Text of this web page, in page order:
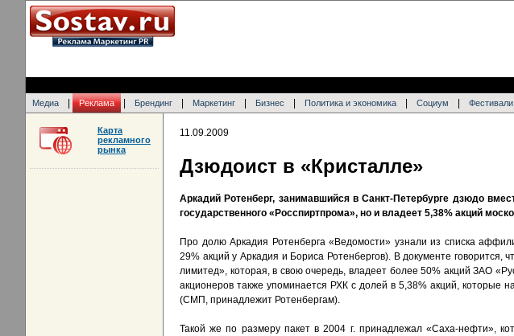
Медиа Реклама Брендинг Маркетинг Бизнес Политика и экономика Социум Фестивали
11.09.2009
Дзюдоист в «Кристалле»
Аркадий Ротенберг, занимавшийся в Санкт-Петербурге дзюдо
государственного «Росспиртпрома», но и владеет 5,38% акций
Про долю Аркадия Ротенберга «Ведомости» узнали из списка
29% акций у Аркадия и Бориса Ротенбергов). В документе
лимитед», которая, в свою очередь, владеет более 50% акций ЗАО
акционеров также упоминается РХК с долей в 5,38% акций, которые
(СМП, принадлежит Ротенбергам).
Такой же по размеру пакет в 2004 г. принадлежал «Саха-нефти»,
Карта
рекламного
рынка